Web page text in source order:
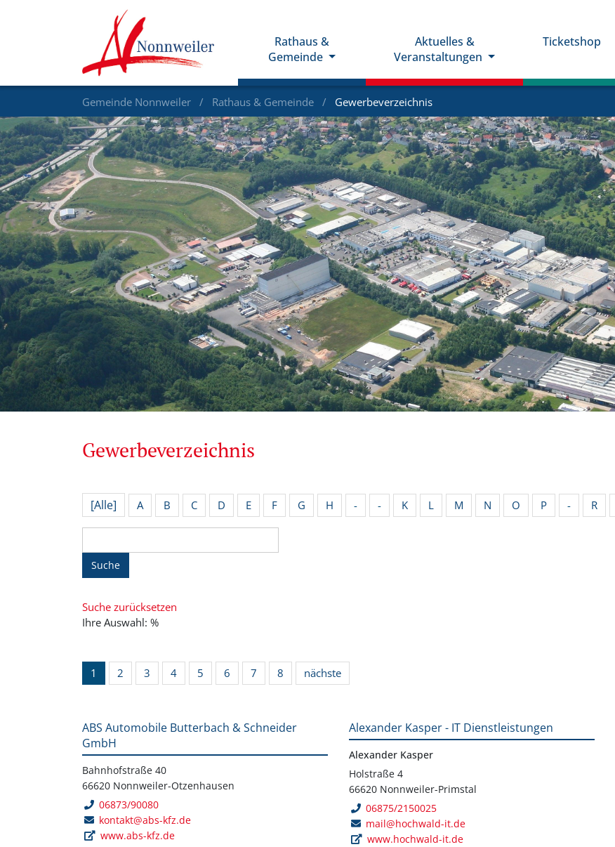
Rathaus &
Gemeinde
Aktuelles &
Veranstaltungen
Ticketshop
Gemeinde Nonnweiler Rathaus & Gemeinde Gewerbeverzeichnis
Gewerbeverzeichnis
[Alle] A B C D E F G H - - K L M N O P - R
Suche
Suche zurücksetzen
Ihre Auswahl: %
1 2 3 4 5 6 7 8 nächste
ABS Automobile Butterbach & Schneider
GmbH
Bahnhofstraße 40
66620 Nonnweiler-Otzenhausen
06873/90080
kontakt@abs-kfz.de
www.abs-kfz.de
Alexander Kasper - IT Dienstleistungen
Alexander Kasper
Holstraße 4
66620 Nonnweiler-Primstal
06875/2150025
mail@hochwald-it.de
www.hochwald-it.de